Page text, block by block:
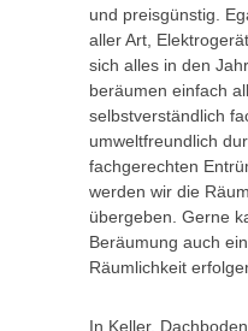
und preisgünstig.
aller Art,
sich alles in den
beräumen einfach
selbstverständlich
umweltfreundlich
fachgerechten
werden wir die
übergeben. Gerne
Beräumung auch
Räumlichkeit
In Keller,